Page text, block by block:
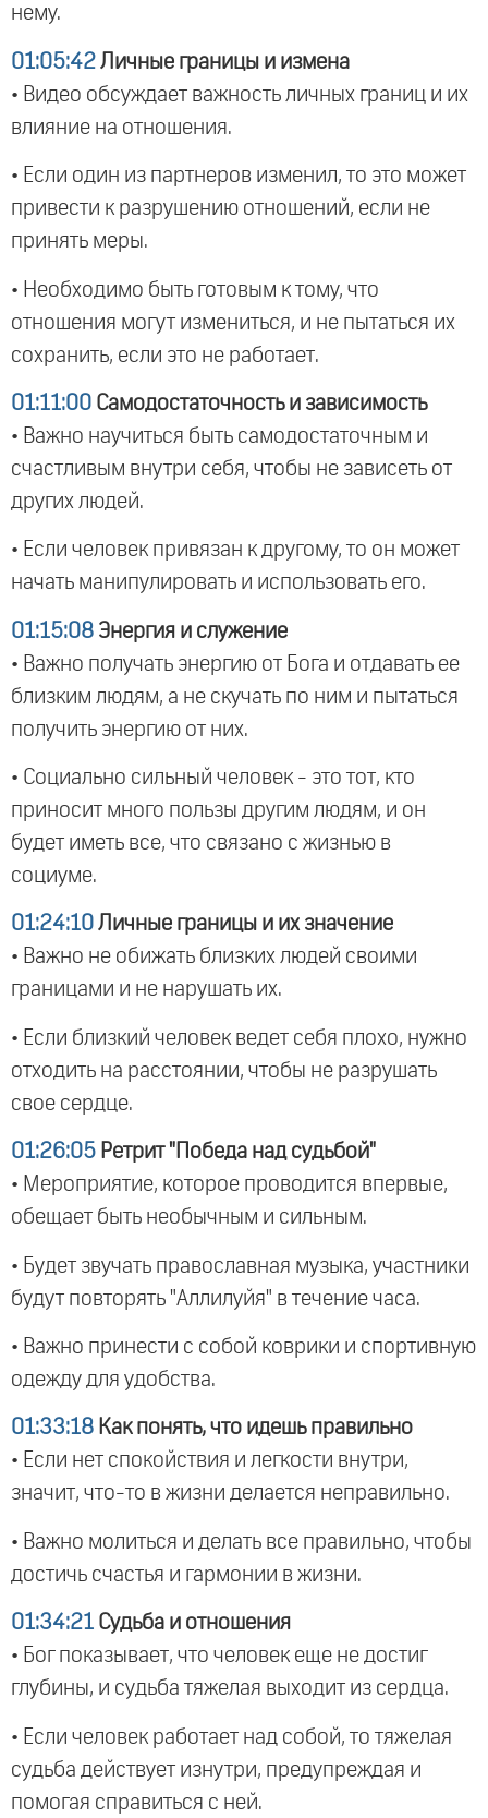
нему.
01:05:42 Личные границы и измена
• Видео обсуждает важность личных границ и их
влияние на отношения.
• Если один из партнеров изменил, то это может
привести к разрушению отношений, если не
принять меры.
• Необходимо быть готовым к тому, что
отношения могут измениться, и не пытаться их
сохранить, если это не работает.
01:11:00 Самодостаточность и зависимость
• Важно научиться быть самодостаточным и
счастливым внутри себя, чтобы не зависеть от
других людей.
• Если человек привязан к другому, то он может
начать манипулировать и использовать его.
01:15:08 Энергия и служение
• Важно получать энергию от Бога и отдавать ее
близким людям, а не скучать по ним и пытаться
получить энергию от них.
• Социально сильный человек - это тот, кто
приносит много пользы другим людям, и он
будет иметь все, что связано с жизнью в
социуме.
01:24:10 Личные границы и их значение
• Важно не обижать близких людей своими
границами и не нарушать их.
• Если близкий человек ведет себя плохо, нужно
отходить на расстоянии, чтобы не разрушать
свое сердце.
01:26:05 Ретрит "Победа над судьбой"
• Мероприятие, которое проводится впервые,
обещает быть необычным и сильным.
• Будет звучать православная музыка, участники
будут повторять "Аллилуйя" в течение часа.
• Важно принести с собой коврики и спортивную
одежду для удобства.
01:33:18 Как понять, что идешь правильно
• Если нет спокойствия и легкости внутри,
значит, что-то в жизни делается неправильно.
• Важно молиться и делать все правильно, чтобы
достичь счастья и гармонии в жизни.
01:34:21 Судьба и отношения
• Бог показывает, что человек еще не достиг
глубины, и судьба тяжелая выходит из сердца.
• Если человек работает над собой, то тяжелая
судьба действует изнутри, предупреждая и
помогая справиться с ней.